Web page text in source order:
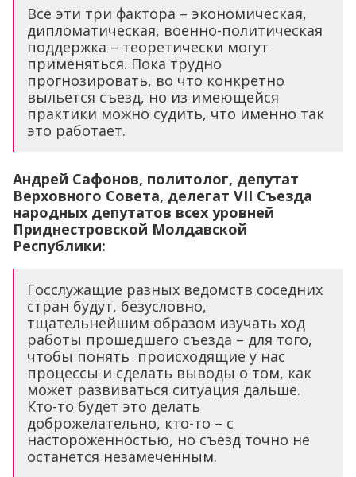
Все эти три фактора – экономическая,
дипломатическая, военно-политическая
поддержка – теоретически могут
применяться. Пока трудно
прогнозировать, во что конкретно
выльется съезд, но из имеющейся
практики можно судить, что именно так
это работает.
Андрей Сафонов, политолог, депутат
Верховного Совета, делегат VII Съезда
народных депутатов всех уровней
Приднестровской Молдавской
Республики:
Госслужащие разных ведомств соседних
стран будут, безусловно,
тщательнейшим образом изучать ход
работы прошедшего съезда – для того,
чтобы понять происходящие у нас
процессы и сделать выводы о том, как
может развиваться ситуация дальше.
Кто-то будет это делать
доброжелательно, кто-то – с
настороженностью, но съезд точно не
останется незамеченным.